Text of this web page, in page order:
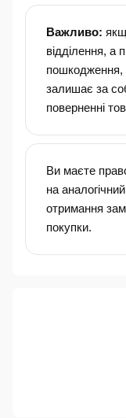
Важливо:
відділення, а
пошкодження,
залишає за
поверненні
Ви маєте
на
отримання
покупки.